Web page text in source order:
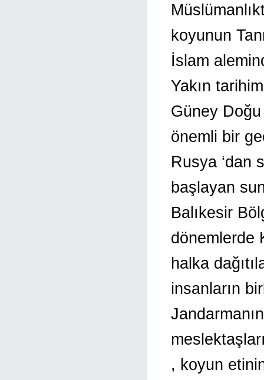
koyunun
İslam
Yakın
Güney Doğu
önemli bir
Rusya ‘dan
başlayan
Balıkesir
dönemlerde
halka
insanların
, koyun